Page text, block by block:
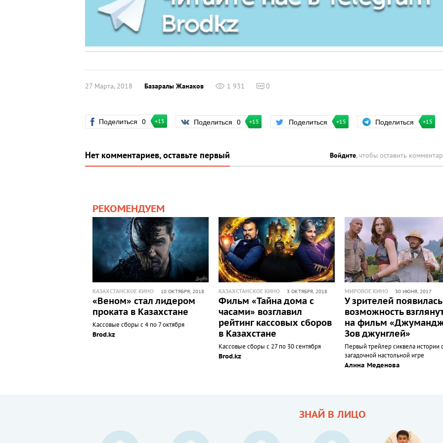
27 Марта, 2018 Базаралы Жанаков 1 931 0
Поделиться 0 +15 Поделиться 0 +15 Поделиться +15 Поделиться +15
Нет комментариев, оставьте первый Войдите, чтобы оставить
РЕКОМЕНДУЕМ
КАЗАХСТАНСКОЕ КИНО 10 ОКТЯБРЯ, 2018
«Веном» стал лидером
проката в Казахстане
Кассовые сборы с 4 по 7 октября
Brod.kz
КАЗАХСТАНСКОЕ КИНО 3 ОКТЯБРЯ, 2018
Фильм «Тайна дома с
часами» возглавил
рейтинг кассовых сборов
в Казахстане
Кассовые сборы с 27 по 30 сентября
Brod.kz
МИРОВОЕ КИНО 30 ИЮНЯ, 2017
У зрителей появилась
возможность
на фильм
Зов джунглей»
Первый трейлер сиквела истории
загадочной настольной игре
Алина Меденова
ЗНАЙ В ЛИЦО